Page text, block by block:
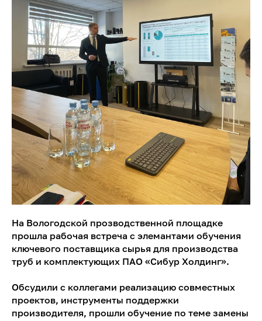
На Вологодской прозводственной площадке
прошла рабочая встреча с элемантами обучения
ключевого поставщика сырья для производства
труб и комплектующих ПАО «Сибур Холдинг».
Обсудили с коллегами реализацию совместных
проектов, инструменты поддержки
производителя, прошли обучение по теме замены